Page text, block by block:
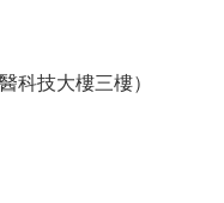
科技大樓三樓）